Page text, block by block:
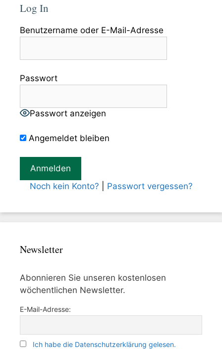
Log In
Benutzername oder E-Mail-Adresse
Passwort
Passwort anzeigen
Angemeldet bleiben
Noch kein Konto? Passwort vergessen?
Newsletter
Abonnieren Sie unseren kostenlosen
wöchentlichen Newsletter.
E-Mail-Adresse:
Ich habe die Datenschutzerklärung gelesen.